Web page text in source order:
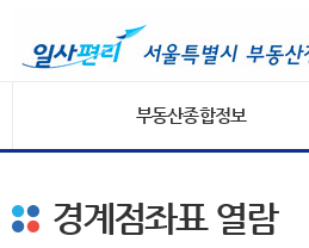
부동산종합정보
경계점좌표 열람